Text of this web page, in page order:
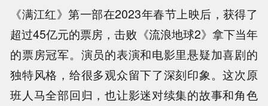
《满江红》第一部在2023年春节上映后，获得了
超过45亿元的票房，击败《流浪地球2》拿下当年
的票房冠军。演员的表演和电影里悬疑加喜剧的
独特风格，给很多观众留下了深刻印象。这次原
班人马全部回归，也让影迷对续集的故事和角色